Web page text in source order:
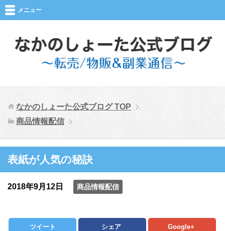
メニュー
なかのしょーた公式ブログTOP
商品情報配信
表紙が人気の秘訣
2018年9月12日 商品情報配信
ツイート シェア Google+